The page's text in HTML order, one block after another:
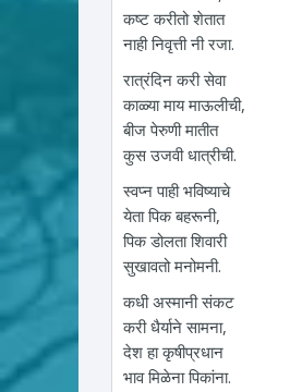
कष्ट करीतो शेतात
नाही निवृत्ती नी रजा.
रात्रंदिन करी सेवा
काळ्या माय माऊलीची,
बीज पेरुणी मातीत
कुस उजवी धात्रीची.
स्वप्न पाही भविष्याचे
येता पिक बहरूनी,
पिक डोलता शिवारी
सुखावतो मनोमनी.
कधी अस्मानी संकट
करी धैर्याने सामना,
देश हा कृषीप्रधान
भाव मिळेना पिकांना.